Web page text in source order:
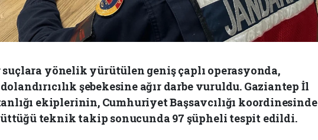
suçlara yönelik yürütülen geniş çaplı operasyonda,
şebekesine ağır darbe vuruldu. Gaziantep İl
ekiplerinin, Cumhuriyet Başsavcılığı koordinesinde
teknik takip sonucunda 97 şüpheli tespit edildi.